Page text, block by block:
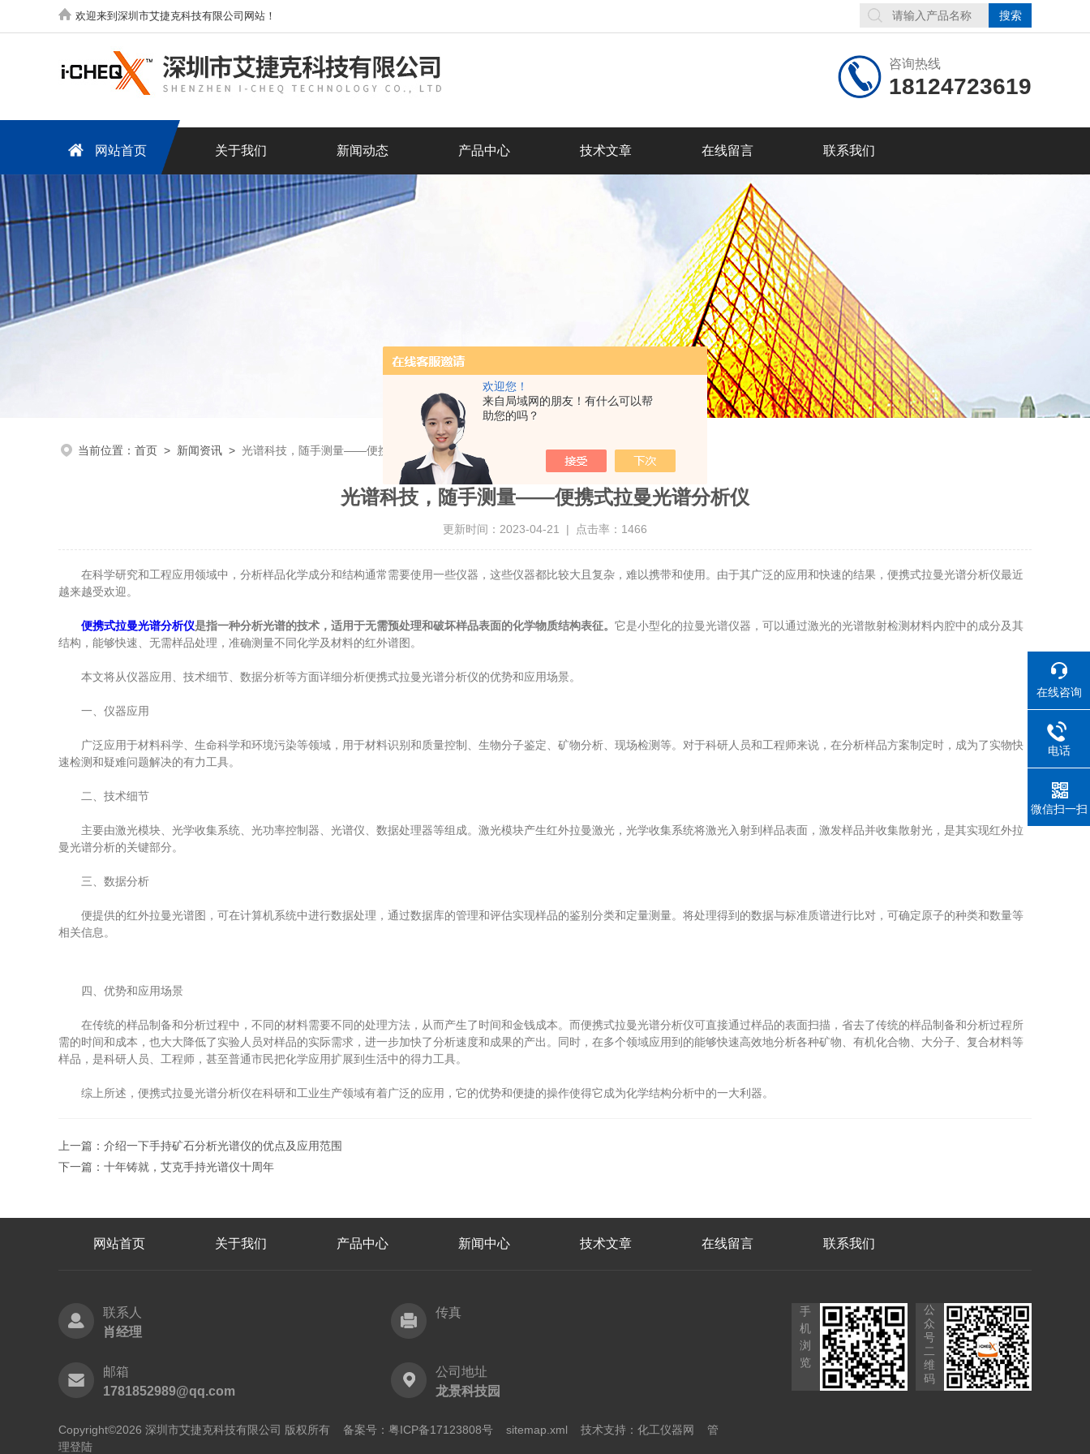
欢迎您！
来自局域网的朋友！有什么可以帮
助您的吗？
欢迎来到深圳市艾捷克科技有限公司网站！
咨询热线
18124723619
网站首页 关于我们 新闻动态 产品中心 技术文章 在线留言 联系我们
当前位置： 首页 > 新闻资讯 > 光谱科技，随手测量——便携式拉曼光谱分析仪
光谱科技，随手测量——便携式拉曼光谱分析仪
更新时间：2023-04-21 | 点击率：1466
在科学研究和工程应用领域中，分析样品化学成分和结构通常需要使用一些仪器，这些仪器都比较大且复杂，难以携带和使用。由于其广泛的应用和快速的结果，便携式拉曼光谱分析仪最近
越来越受欢迎。
便携式拉曼光谱分析仪是指一种分析光谱的技术，适用于无需预处理和破坏样品表面的化学物质结构表征。 它是小型化的拉曼光谱仪器，可以通过激光的光谱散射检测材料内腔中的成分及其
结构，能够快速、无需样品处理，准确测量不同化学及材料的红外谱图。
本文将从仪器应用、技术细节、数据分析等方面详细分析便携式拉曼光谱分析仪的优势和应用场景。
一、仪器应用
广泛应用于材料科学、生命科学和环境污染等领域，用于材料识别和质量控制、生物分子鉴定、矿物分析、现场检测等。对于科研人员和工程师来说，在分析样品方案制定时，成为了实物快
速检测和疑难问题解决的有力工具。
二、技术细节
主要由激光模块、光学收集系统、光功率控制器、光谱仪、数据处理器等组成。激光模块产生红外拉曼激光，光学收集系统将激光入射到样品表面，激发样品并收集散射光，是其实现红外拉
曼光谱分析的关键部分。
三、数据分析
便提供的红外拉曼光谱图，可在计算机系统中进行数据处理，通过数据库的管理和评估实现样品的鉴别分类和定量测量。将处理得到的数据与标准质谱进行比对，可确定原子的种类和数量等
相关信息。
四、优势和应用场景
在传统的样品制备和分析过程中，不同的材料需要不同的处理方法，从而产生了时间和金钱成本。而便携式拉曼光谱分析仪可直接通过样品的表面扫描，省去了传统的样品制备和分析过程所
需的时间和成本，也大大降低了实验人员对样品的实际需求，进一步加快了分析速度和成果的产出。同时，在多个领域应用到的能够快速高效地分析各种矿物、有机化合物、大分子、复合材料等
样品，是科研人员、工程师，甚至普通市民把化学应用扩展到生活中的得力工具。
综上所述，便携式拉曼光谱分析仪在科研和工业生产领域有着广泛的应用，它的优势和便捷的操作使得它成为化学结构分析中的一大利器。
上一篇： 介绍一下手持矿石分析光谱仪的优点及应用范围
下一篇： 十年铸就，艾克手持光谱仪十周年
网站首页 关于我们 产品中心 新闻中心 技术文章 在线留言 联系我们
联系人
肖经理
传真
邮箱
1781852989@qq.com
公司地址
龙景科技园
手
机
浏
览
公
众
号
二
维
码
Copyright©2026 深圳市艾捷克科技有限公司 版权所有 备案号：粤ICP备17123808号 sitemap.xml 技术支持： 化工仪器网
管
理登陆
在线咨询
电话
微信扫一扫